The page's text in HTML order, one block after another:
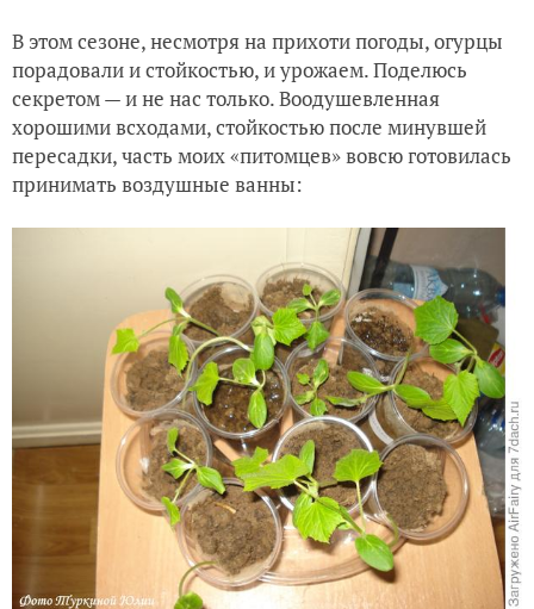
В этом сезоне, несмотря на прихоти погоды, огурцы
порадовали и стойкостью, и урожаем. Поделюсь
секретом — и не нас только. Воодушевленная
хорошими всходами, стойкостью после минувшей
пересадки, часть моих «питомцев» вовсю готовилась
принимать воздушные ванны: